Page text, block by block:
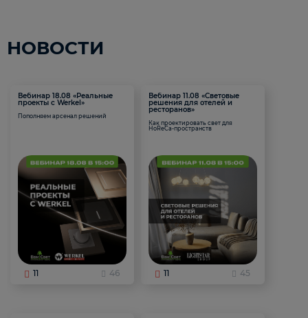
НОВОСТИ
Вебинар 18.08 «Реальные
проекты с Werkel»
Пополняем арсенал решений
11 46
Вебинар 11.08 «Световые
решения для отелей и
ресторанов»
Как проектировать свет для
HoReCa-пространств
11 45